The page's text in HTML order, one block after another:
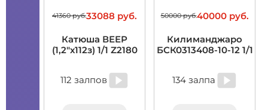
41360 руб.33088 руб.
Катюша ВЕЕР
(1,2"х112з) 1/1 Z2180
112 залпов
50000 руб.40000 руб.
Килиманджаро
БСК0313408-10-12 1/1
134 залпа